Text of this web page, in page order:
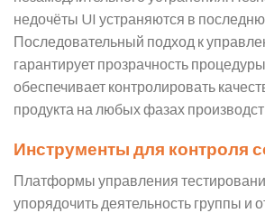
недочёты UI устраняются в
Последовательный подход к
гарантирует прозрачность
обеспечивает контролировать
продукта на любых фазах
Инструменты для контроля
Платформы управления
упорядочить деятельность группы и